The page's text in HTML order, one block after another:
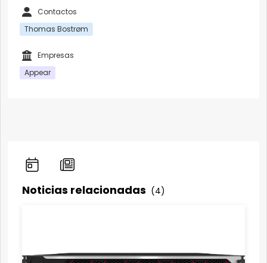
Contactos
Thomas Bostrøm
Empresas
Appear
Noticias relacionadas (4)